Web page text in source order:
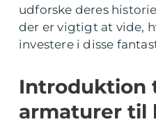
udforske deres
der er vigtigt at vide,
investere i disse
Introduktion
armaturer til